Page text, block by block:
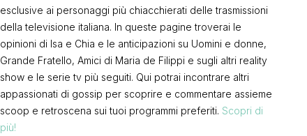
esclusive ai personaggi più chiacchierati delle trasmissioni
della televisione italiana. In queste pagine troverai le
opinioni di Isa e Chia e le anticipazioni su Uomini e donne,
Grande Fratello, Amici di Maria de Filippi e sugli altri reality
show e le serie tv più seguiti. Qui potrai incontrare altri
appassionati di gossip per scoprire e commentare assieme
scoop e retroscena sui tuoi programmi preferiti. Scopri di
più!